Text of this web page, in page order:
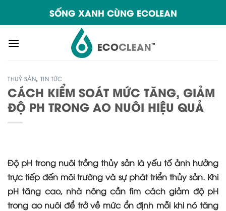
SỐNG XANH CÙNG ECOLEAN
THUỶ SẢN, TIN TỨC
CÁCH KIỂM SOÁT MỨC TĂNG, GIẢM
ĐỘ PH TRONG AO NUÔI HIỆU QUẢ
Độ pH trong nuôi trồng thủy sản là yếu tố ảnh hưởng
trực tiếp đến môi trường và sự phát triển thủy sản. Khi
pH tăng cao, nhà nông cần tìm cách giảm độ pH
trong ao nuôi để trở về mức ổn định mỗi khi nó tăng